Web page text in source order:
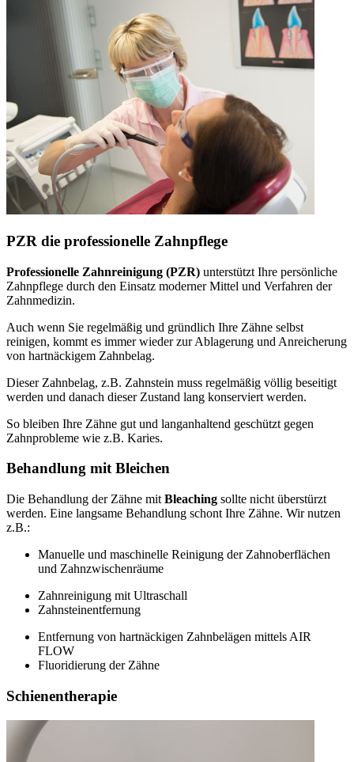
PZR die professionelle Zahnpflege
Professionelle Zahnreinigung (PZR) unterstützt Ihre persönliche
Zahnpflege durch den Einsatz moderner Mittel und Verfahren der
Zahnmedizin.
Auch wenn Sie regelmäßig und gründlich Ihre Zähne selbst
reinigen, kommt es immer wieder zur Ablagerung und Anreicherung
von hartnäckigem Zahnbelag.
Dieser Zahnbelag, z.B. Zahnstein muss regelmäßig völlig beseitigt
werden und danach dieser Zustand lang konserviert werden.
So bleiben Ihre Zähne gut und langanhaltend geschützt gegen
Zahnprobleme wie z.B. Karies.
Behandlung mit Bleichen
Die Behandlung der Zähne mit Bleaching sollte nicht überstürzt
werden. Eine langsame Behandlung schont Ihre Zähne. Wir nutzen
z.B.:
Manuelle und maschinelle Reinigung der Zahnoberflächen
und Zahnzwischenräume
Zahnreinigung mit Ultraschall
Zahnsteinentfernung
Entfernung von hartnäckigen Zahnbelägen mittels AIR
FLOW
Fluoridierung der Zähne
Schienentherapie